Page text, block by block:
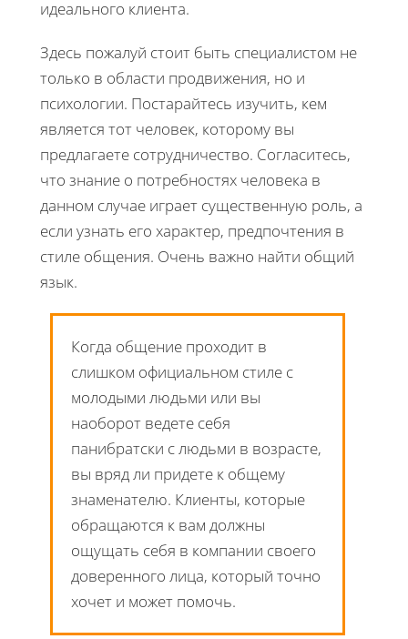
идеального клиента.
Здесь пожалуй стоит быть специалистом не
только в области продвижения, но и
психологии. Постарайтесь изучить, кем
является тот человек, которому вы
предлагаете сотрудничество. Согласитесь,
что знание о потребностях человека в
данном случае играет существенную роль, а
если узнать его характер, предпочтения в
стиле общения. Очень важно найти общий
язык.
Когда общение проходит в
слишком официальном стиле с
молодыми людьми или вы
наоборот ведете себя
панибратски с людьми в возрасте,
вы вряд ли придете к общему
знаменателю. Клиенты, которые
обращаются к вам должны
ощущать себя в компании своего
доверенного лица, который точно
хочет и может помочь.